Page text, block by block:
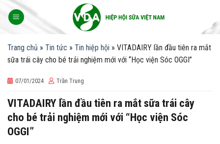
Trang chủ » Tin tức » Tin hiệp hội » VITADAIRY lần đầu tiên ra mắt
sữa trái cây cho bé trải nghiệm mới với “Học viện Sóc OGGI”
07/01/2024 Trần Trung
VITADAIRY lần đầu tiên ra mắt sữa trái cây
cho bé trải nghiệm mới với “Học viện Sóc
OGGI”